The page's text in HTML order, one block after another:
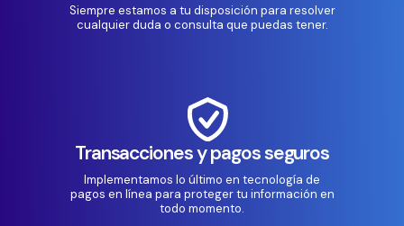
Siempre estamos a tu disposición para resolver
cualquier duda o consulta que puedas tener.
Transacciones y pagos seguros
Implementamos lo último en tecnología de
pagos en línea para proteger tu información en
todo momento.